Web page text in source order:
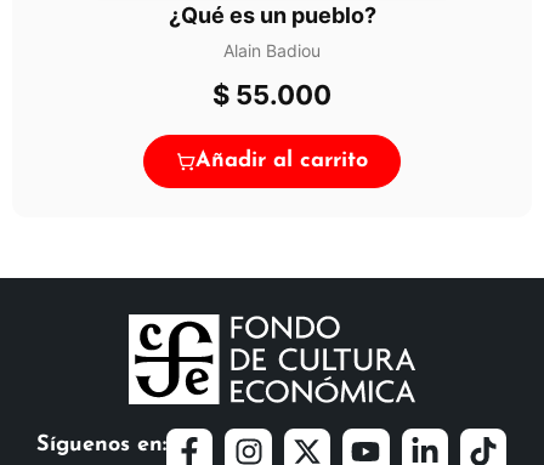
¿Qué es un pueblo?
Alain Badiou
$ 55.000
Añadir al carrito
Síguenos en: